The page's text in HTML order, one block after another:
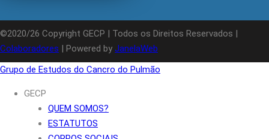
©2020/26 Copyright GECP | Todos os Direitos Reservados |
Colaboradores | Powered by JanelaWeb
Grupo de Estudos do Cancro do Pulmão
GECP
QUEM SOMOS?
ESTATUTOS